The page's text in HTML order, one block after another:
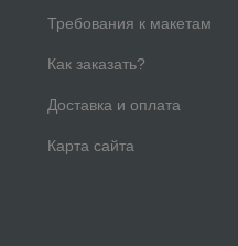
Требования к макетам
Как заказать?
Доставка и оплата
Карта сайта